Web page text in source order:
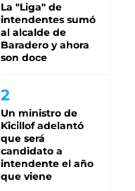
La "Liga" de
intendentes sumó
al alcalde de
Baradero y ahora
son doce
Un ministro de
Kicillof adelantó
que será
candidato a
intendente el año
que viene